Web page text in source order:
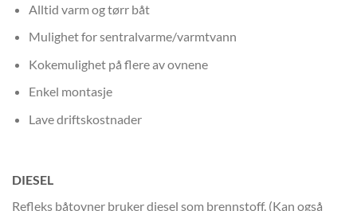
Alltid varm og tørr båt
Mulighet for sentralvarme/varmtvann
Kokemulighet på flere av ovnene
Enkel montasje
Lave driftskostnader
DIESEL
Refleks båtovner bruker diesel som brennstoff. (Kan også